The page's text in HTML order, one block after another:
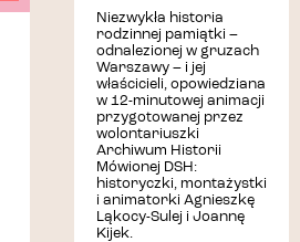
VARSAVIANA
INICJATYWA KRESOWA
WOKÓŁ WYSTAW
WYSTAWY
PLENEROWE
Niezwykła historia
rodzinnej pamiątki –
odnalezionej w gruzach
Warszawy – i jej
właścicieli, opowiedziana
w 12-minutowej animacji
przygotowanej przez
wolontariuszki
Archiwum Historii
Mówionej DSH:
historyczki, montażystki
i animatorki Agnieszkę
Ląkocy-Sulej i Joannę
Kijek.